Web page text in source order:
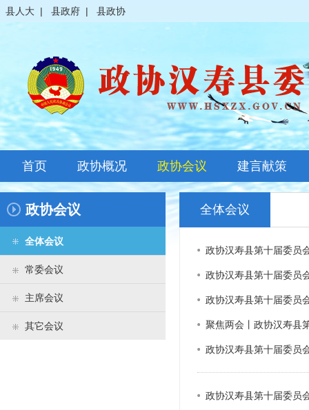
县人大 | 县政府 | 县政协
首页 政协概况
领导之窗
政协会议
全体会议
常委会议
建言献策
政协会议
全体会议
常委会议
主席会议
其它会议
全体会议
政协汉寿县第十届委员
政协汉寿县第十届委员
政协汉寿县第十届委员
聚焦两会丨政协汉寿县
政协汉寿县第十届委员
政协汉寿县第十届委员